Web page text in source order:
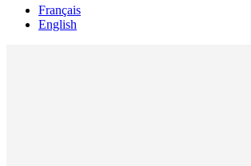
Français
English